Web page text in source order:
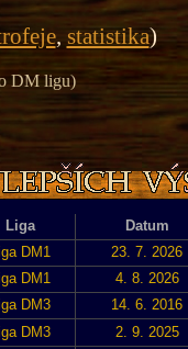
, statistika)
DM ligu)
Liga Datum
DM1 23. 7. 2026
DM1 4. 8. 2026
DM3 14. 6. 2016
DM3 2. 9. 2025